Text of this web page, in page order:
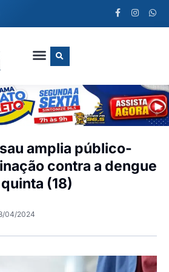
amplia público-
contra a dengue
(18)
04/2024